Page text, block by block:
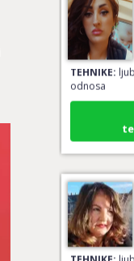
TEHNIKE:
odnosa
TEHNIKE: